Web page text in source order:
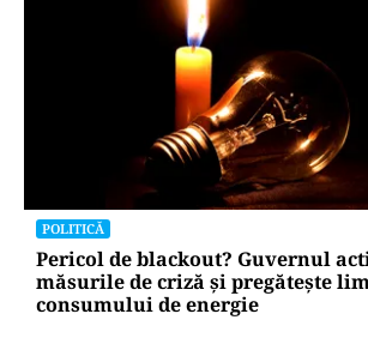
POLITICĂ
Pericol de blackout? Guvernul
măsurile de criză și pregătește
consumului de energie